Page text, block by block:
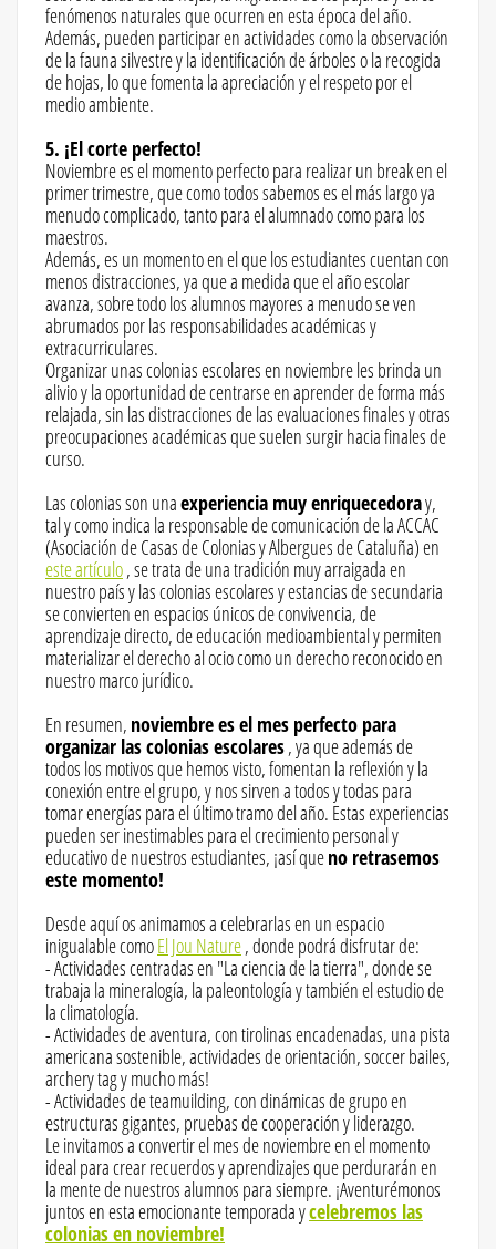
fenómenos naturales que ocurren en esta época del año.
Además, pueden participar en actividades como la observación
de la fauna silvestre y la identificación de árboles o la recogida
de hojas, lo que fomenta la apreciación y el respeto por el
medio ambiente.
5. ¡El corte perfecto!
Noviembre es el momento perfecto para realizar un break en el
primer trimestre, que como todos sabemos es el más largo ya
menudo complicado, tanto para el alumnado como para los
maestros.
Además, es un momento en el que los estudiantes cuentan con
menos distracciones, ya que a medida que el año escolar
avanza, sobre todo los alumnos mayores a menudo se ven
abrumados por las responsabilidades académicas y
extracurriculares.
Organizar unas colonias escolares en noviembre les brinda un
alivio y la oportunidad de centrarse en aprender de forma más
relajada, sin las distracciones de las evaluaciones finales y otras
preocupaciones académicas que suelen surgir hacia finales de
curso.
Las colonias son unaexperiencia muy enriquecedoray,
tal y como indica la responsable de comunicación de la ACCAC
(Asociación de Casas de Colonias y Albergues de Cataluña) en
este artículo, se trata de una tradición muy arraigada en
nuestro país y las colonias escolares y estancias de secundaria
se convierten en espacios únicos de convivencia, de
aprendizaje directo, de educación medioambiental y permiten
materializar el derecho al ocio como un derecho reconocido en
nuestro marco jurídico.
En resumen, noviembre es el mes perfecto para
organizar las colonias escolares, ya que además de
todos los motivos que hemos visto, fomentan la reflexión y la
conexión entre el grupo, y nos sirven a todos y todas para
tomar energías para el último tramo del año. Estas experiencias
pueden ser inestimables para el crecimiento personal y
educativo de nuestros estudiantes, ¡así queno retrasemos
este momento!
Desde aquí os animamos a celebrarlas en un espacio
inigualable comoEl Jou Nature, donde podrá disfrutar de:
- Actividades centradas en "La ciencia de la tierra", donde se
trabaja la mineralogía, la paleontología y también el estudio de
la climatología.
- Actividades de aventura, con tirolinas encadenadas, una pista
americana sostenible, actividades de orientación, soccer bailes,
archery tag y mucho más!
- Actividades de teamuilding, con dinámicas de grupo en
estructuras gigantes, pruebas de cooperación y liderazgo.
Le invitamos a convertir el mes de noviembre en el momento
ideal para crear recuerdos y aprendizajes que perdurarán en
la mente de nuestros alumnos para siempre. ¡Aventurémonos
juntos en esta emocionante temporada ycelebremos las
colonias en noviembre!